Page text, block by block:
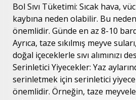
Bol Sıvı Tüketimi: Sıcak hava,
kaybına neden olabilir. Bu
önemlidir. Günde en az 8-10
Ayrıca, taze sıkılmış meyve
doğal içeceklerle sıvı alımınızı
Serinletici Yiyecekler: Yaz
serinletmek için serinletici
önemlidir. Örneğin, taze